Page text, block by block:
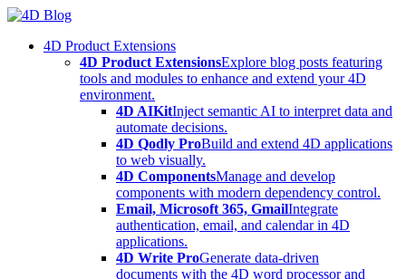
Skip
content4D Product Extensions
4D Product ExtensionsExplore blog posts featuring
tools and modules to enhance and extend your 4D
environment.
4D AIKitInject semantic AI to interpret data and
automate decisions.
4D Qodly ProBuild and extend 4D applications
to web visually.
4D ComponentsManage and develop
components with modern dependency control.
Email, Microsoft 365, GmailIntegrate
authentication, email, and calendar in 4D
applications.
4D Write ProGenerate data-driven
documents with the 4D word processor and